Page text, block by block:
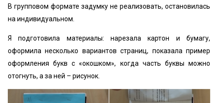
В групповом формате задумку не реализовать, остановилась
на индивидуальном.
Я подготовила материалы: нарезала картон и бумагу,
оформила несколько вариантов страниц, показала пример
оформления букв с «окошком», когда часть буквы можно
отогнуть, а за ней – рисунок.